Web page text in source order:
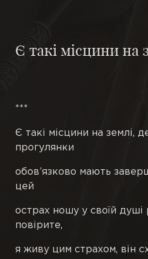
Ранні вірші
Притчі
Повісті
Переклади
Є такі місцини на
***
Є такі місцини на землі,
прогулянки
обов’язково мають
цей
острах ношу у своїй
повірите,
я живу цим страхом, він